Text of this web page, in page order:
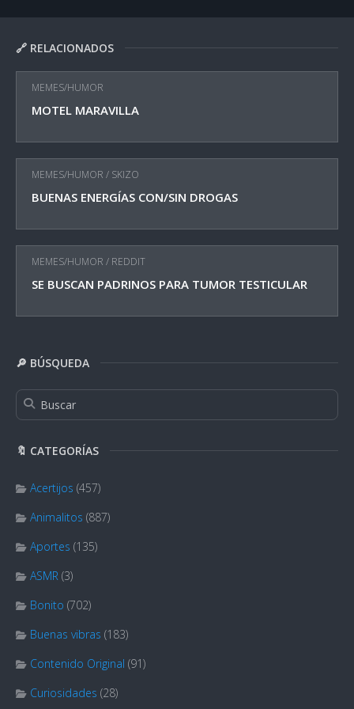
🔗 RELACIONADOS
MEMES/HUMOR
MOTEL MARAVILLA
MEMES/HUMOR / SKIZO
BUENAS ENERGÍAS CON/SIN DROGAS
MEMES/HUMOR / REDDIT
SE BUSCAN PADRINOS PARA TUMOR TESTICULAR
🔎 BÚSQUEDA
🔖 CATEGORÍAS
Acertijos (457)
Animalitos (887)
Aportes (135)
ASMR (3)
Bonito (702)
Buenas vibras (183)
Contenido Original (91)
Curiosidades (28)